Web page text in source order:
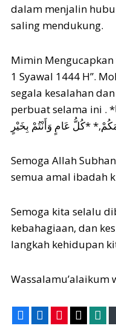
dalam menjalin
saling mendukung.
Mimin Mengucapkan
1 Syawal 1444 H”.
segala kesalahan
perbuat selama ini . *تَقَبَّلَ اللّهُ مِنَّا وَمنِْكُمْ صِيَامَنَا
Semoga Allah
semua amal ibadah
Semoga kita selalu
kebahagiaan, dan
langkah kehidupan
FacebookLinkedInPinterest